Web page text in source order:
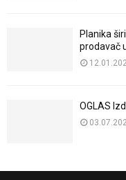
Planika
prodavač
OGLAS